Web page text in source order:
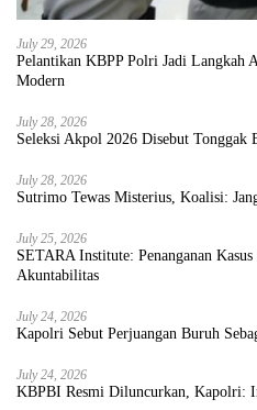
July 29, 2026
Pelantikan KBPP Polri Jadi Langkah
Modern
July 28, 2026
Seleksi Akpol 2026 Disebut Tonggak
July 28, 2026
Sutrimo Tewas Misterius, Koalisi:
July 25, 2026
SETARA Institute: Penanganan
Akuntabilitas
July 24, 2026
Kapolri Sebut Perjuangan Buruh
July 24, 2026
KBPBI Resmi Diluncurkan, Kapolri: